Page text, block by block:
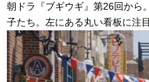
朝ドラ『ブギウギ』第26回から
子たち。左にある丸い看板に注